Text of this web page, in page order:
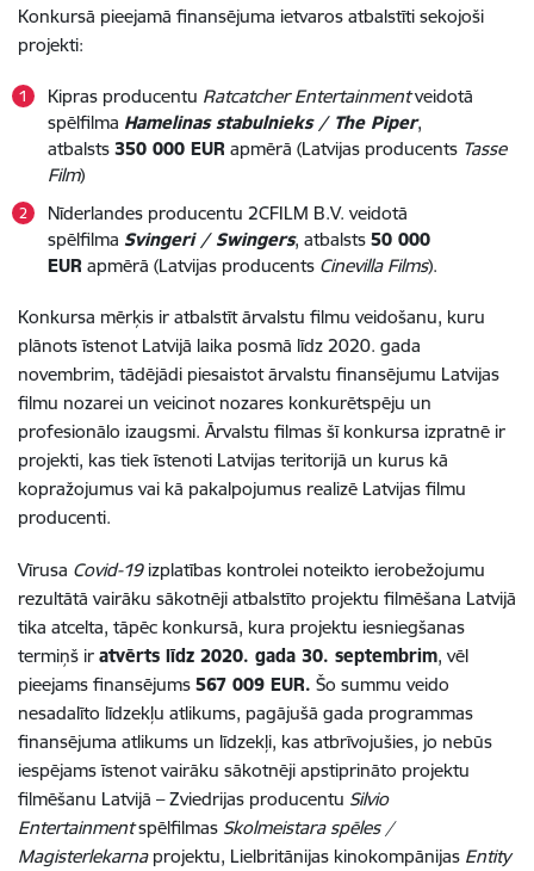
Konkursā pieejamā finansējuma ietvaros atbalstīti sekojoši
projekti:
Kipras producentu Ratcatcher Entertainmentveidotā
spēlfilma Hamelinas stabulnieks / The Piper,
atbalsts 350 000 EUR apmērā (Latvijas producents Tasse
Film)
Nīderlandes producentu 2CFILM B.V. veidotā
spēlfilma Svingeri / Swingers, atbalsts 50 000
EUR apmērā (Latvijas producents Cinevilla Films).
Konkursa mērķis ir atbalstīt ārvalstu filmu veidošanu, kuru
plānots īstenot Latvijā laika posmā līdz 2020. gada
novembrim, tādējādi piesaistot ārvalstu finansējumu Latvijas
filmu nozarei un veicinot nozares konkurētspēju un
profesionālo izaugsmi. Ārvalstu filmas šī konkursa izpratnē ir
projekti, kas tiek īstenoti Latvijas teritorijā un kurus kā
kopražojumus vai kā pakalpojumus realizē Latvijas filmu
producenti.
Vīrusa Covid-19izplatības kontrolei noteikto ierobežojumu
rezultātā vairāku sākotnēji atbalstīto projektu filmēšana Latvijā
tika atcelta, tāpēc konkursā, kura projektu iesniegšanas
termiņš ir atvērts līdz 2020. gada 30. septembrim, vēl
pieejams finansējums 567 009 EUR. Šo summu veido
nesadalīto līdzekļu atlikums, pagājušā gada programmas
finansējuma atlikums un līdzekļi, kas atbrīvojušies, jo nebūs
iespējams īstenot vairāku sākotnēji apstiprināto projektu
filmēšanu Latvijā – Zviedrijas producentu Silvio
Entertainmentspēlfilmas Skolmeistara spēles /
Magisterlekarnaprojektu, Lielbritānijas kinokompānijas Entity